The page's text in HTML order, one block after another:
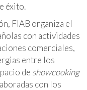
éxito.
FIAB organiza el
con actividades
comerciales,
entre los
de showcooking
con los